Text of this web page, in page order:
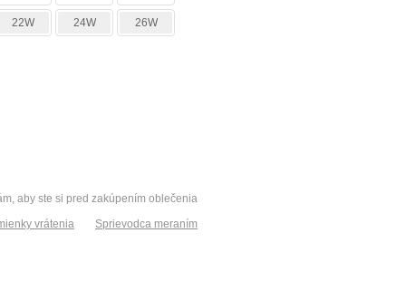
22W 24W 26W
aby ste si pred zakúpením oblečenia
vrátenia Sprievodca meraním